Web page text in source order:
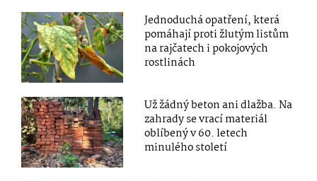
Jednoduchá opatření, která
pomáhají proti žlutým listům
na rajčatech i pokojových
rostlinách
Už žádný beton ani dlažba. Na
zahrady se vrací materiál
oblíbený v 60. letech
minulého století